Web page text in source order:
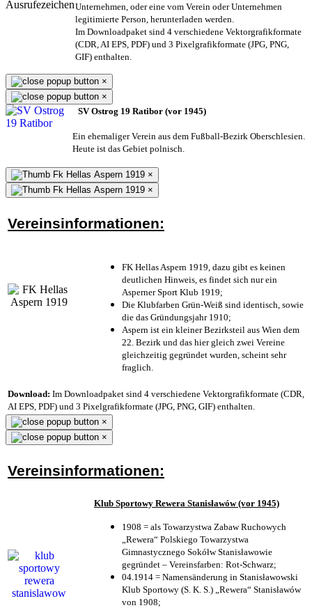
Unternehmen, oder eine vom Verein oder Unternehmen
legitimierte Person, herunterladen werden.
Im Downloadpaket sind 4 verschiedene Vektorgrafikformate
(CDR, AI EPS, PDF) und 3 Pixelgrafikformate (JPG, PNG,
GIF) enthalten.
×
×
SV Ostrog 19 Ratibor (vor 1945)
Ein ehemaliger Verein aus dem Fußball-Bezirk Oberschlesien.
Heute ist das Gebiet polnisch.
×
×
Vereinsinformationen:
FK Hellas Aspern 1919, dazu gibt es keinen
deutlichen Hinweis, es findet sich nur ein
Asperner Sport Klub 1919;
Die Klubfarben Grün-Weiß sind identisch, sowie
die das Gründungsjahr 1910;
Aspern ist ein kleiner Bezirksteil aus Wien dem
22. Bezirk und das hier gleich zwei Vereine
gleichzeitig gegründet wurden, scheint sehr
fraglich.
Download: Im Downloadpaket sind 4 verschiedene Vektorgrafikformate (CDR,
AI EPS, PDF) und 3 Pixelgrafikformate (JPG, PNG, GIF) enthalten.
×
×
Vereinsinformationen:
Klub Sportowy Rewera Stanisławów (vor 1945)
1908 = als Towarzystwa Zabaw Ruchowych
„Rewera“ Polskiego Towarzystwa
Gimnastycznego Sokółw Stanisławowie
gegründet – Vereinsfarben: Rot-Schwarz;
04.1914 = Namensänderung in Stanisławowski
Klub Sportowy (S. K. S.) „Rewera“ Stanisławów
von 1908;